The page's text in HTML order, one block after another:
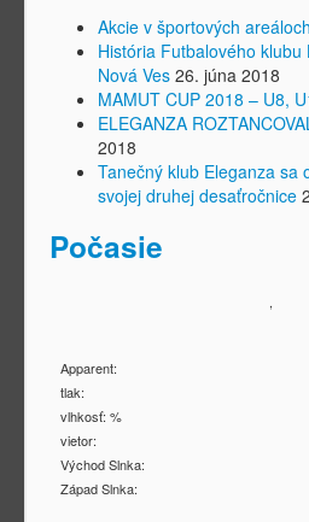
Akcie v športových areáloch
História Futbalového klubu
Nová Ves 26. júna 2018
MAMUT CUP 2018 – U8,
ELEGANZA
2018
Tanečný klub Eleganza sa
svojej druhej desaťročnice
Počasie
,
Apparent:
tlak:
vlhkosť: %
vietor:
Východ Slnka:
Západ Slnka: